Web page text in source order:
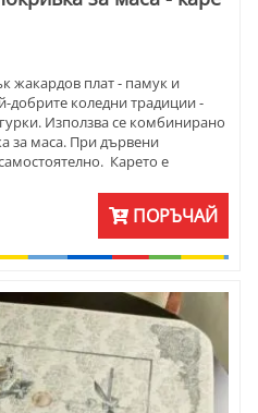
жакардов плат - памук и
добрите коледни традиции -
Използва се комбинирано
за маса. При дървени
Карето е
Нова година , както и за
ПОРЪЧАЙ